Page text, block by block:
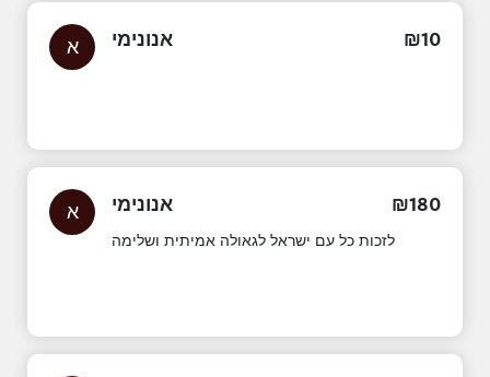
א אנונימי ₪10
א אנונימי ₪180
לזכות כל עם ישראל לגאולה אמיתית ושלימה